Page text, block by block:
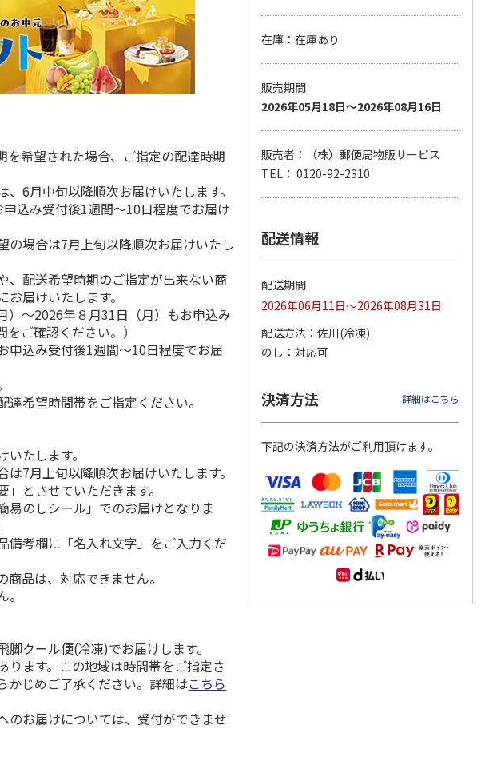
ー甘口 Ａ
5）
込)
ジーヌ ビーフカレ
ー５個セット（東日
本版…
5.0 （1）
6,060円
(送料・税込)
＜お中元＞帝国ホテ
ル 十勝牛・日向
鶏・鹿児島黒豚カレ
3,570円
ぜいたくビーフカレ
3.3（3）
(送料・税込)
宮崎黒毛和牛ビーフ
4.8（5）
希望された場合、ご指定の配達時期
6月中旬以降順次お届けいたします。
込み受付後1週間～10日程度でお届け
の場合は7月上旬以降順次お届けいたし
配送希望時期のご指定が出来ない商
届けいたします。
～2026年８月31日（月）もお申込み
ご確認ください。）
申込み受付後1週間～10日程度でお届
希望時間帯をご指定ください。
たします。
7月上旬以降順次お届けいたします。
とさせていただきます。
のしシール」でのお届けとなりま
考欄に「名入れ文字」をご入力くだ
品は、対応できません。
クール便(冷凍)でお届けします。
ます。この地域は時間帯をご指定さ
かじめご了承ください。詳細はこちら
お届けについては、受付ができませ
在庫：在庫あり
販売期間
2026年05月18日～2026年08月16日
販売者：（株）郵便局物販サービス
TEL： 0120-92-2310
配送情報
配送期間
2026年06月11日～2026年08月31日
配送方法
佐川(冷凍)
のし
対応可
決済方法 詳細はこちら
下記の決済方法がご利用頂けます。